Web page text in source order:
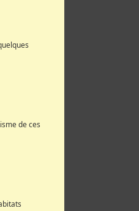
de ces